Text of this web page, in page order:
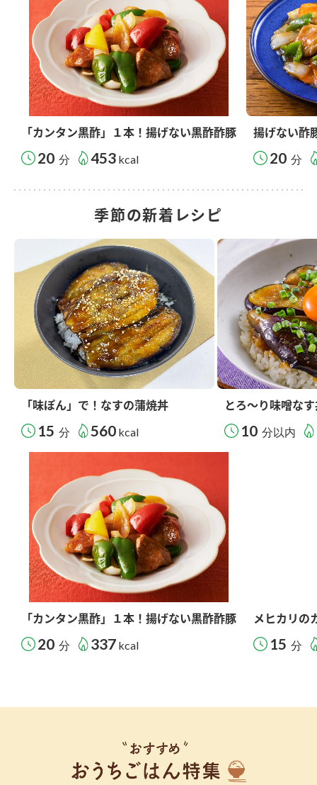
「カンタン黒酢」１本！揚げない黒酢酢豚
20 分 453 kcal
揚げない酢
20 分
季節の新着レシピ
「味ぽん」で！なすの蒲焼丼
15 分 560 kcal
とろ～り味噌な
10 分以内
「カンタン黒酢」１本！揚げない黒酢酢豚
20 分 337 kcal
メヒカリの
15 分